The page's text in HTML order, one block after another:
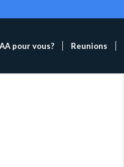
pour vous? Reunions